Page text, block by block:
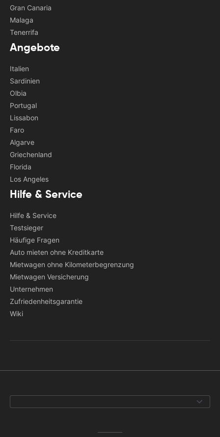
Gran Canaria
Malaga
Tenerrifa
Angebote
Italien
Sardinien
Olbia
Portugal
Lissabon
Faro
Algarve
Griechenland
Florida
Los Angeles
Hilfe & Service
Hilfe & Service
Testsieger
Häufige Fragen
Auto mieten ohne Kreditkarte
Mietwagen ohne Kilometerbegrenzung
Mietwagen Versicherung
Unternehmen
Zufriedenheitsgarantie
Wiki